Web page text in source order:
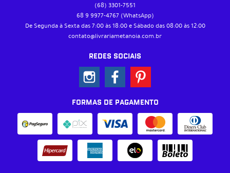
(68) 3301-7551
68 9 9977-4767 (WhatsApp)
De Segunda à Sexta das 7:00 às 18:00 e Sábado das 08:00 às 12:00
contato@livrariametanoia.com.br
REDES SOCIAIS
FORMAS DE PAGAMENTO